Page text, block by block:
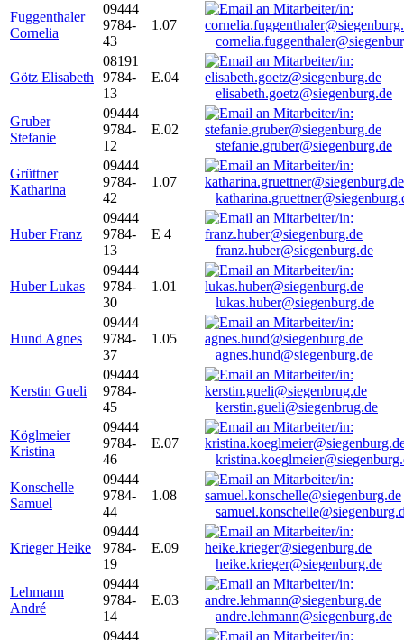
Fuggenthaler
Cornelia
09444
9784-
43
1.07
Götz Elisabeth
08191
9784-
13
E.04
elisabeth.goetz@siegenburg.de
Gruber
Stefanie
09444
9784-
12
E.02
stefanie.gruber@siegenburg.de
Grüttner
Katharina
09444
9784-
42
1.07
Huber Franz
09444
9784-
13
E 4
franz.huber@siegenburg.de
Huber Lukas
09444
9784-
30
1.01
lukas.huber@siegenburg.de
Hund Agnes
09444
9784-
37
1.05
agnes.hund@siegenburg.de
Kerstin Gueli
09444
9784-
45
kerstin.gueli@siegenbrug.de
Köglmeier
Kristina
09444
9784-
46
E.07
Konschelle
Samuel
09444
9784-
44
1.08
Krieger Heike
09444
9784-
19
E.09
heike.krieger@siegenburg.de
Lehmann
André
09444
9784-
14
E.03
andre.lehmann@siegenburg.de
09444